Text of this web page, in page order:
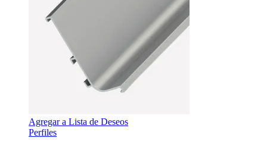
Agregar a Lista de Deseos
Perfiles